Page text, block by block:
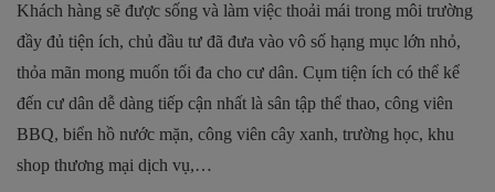
Khách hàng sẽ được sống và làm việc thoải mái trong môi trường
đầy đủ tiện ích, chủ đầu tư đã đưa vào vô số hạng mục lớn nhỏ,
thỏa mãn mong muốn tối đa cho cư dân. Cụm tiện ích có thể kể
đến cư dân dễ dàng tiếp cận nhất là sân tập thể thao, công viên
BBQ, biển hồ nước mặn, công viên cây xanh, trường học, khu
shop thương mại dịch vụ,…